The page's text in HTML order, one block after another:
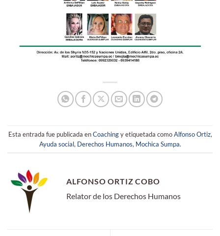
Esta entrada fue publicada enCoachingy etiquetada comoAlfonso Ortiz,
Ayuda social, Derechos Humanos, Mochica Sumpa.
ALFONSO ORTIZ COBO
Relator de los Derechos Humanos